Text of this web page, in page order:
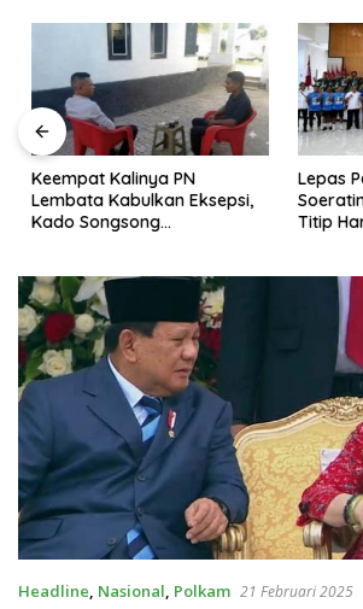
Keempat Kalinya PN
Lembata Kabulkan Eksepsi,
Kado Songsong
Lepas
Soeratin
Titip
Headline, Nasional, Polkam 21 Februari 2025